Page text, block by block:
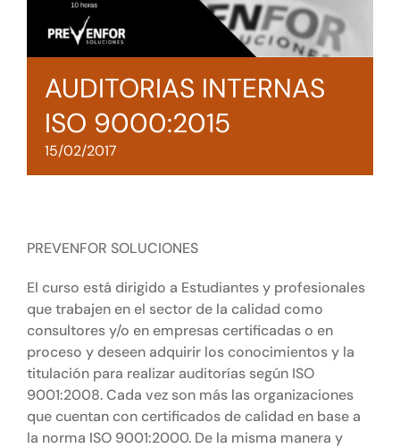
Tienda online
AUDITORIAS INTERNAS
ISO 9000:2015
15/02/2017
PREVENFOR SOLUCIONES
El curso está dirigido a Estudiantes y profesionales
que trabajen en el sector de la calidad como
consultores y/o en empresas certificadas o en
proceso y deseen adquirir los conocimientos y la
titulación para realizar auditorías según ISO
9001:2008. Cada vez son más las organizaciones
que cuentan con certificados de calidad en base a
la norma ISO 9001:2000. De la misma manera y